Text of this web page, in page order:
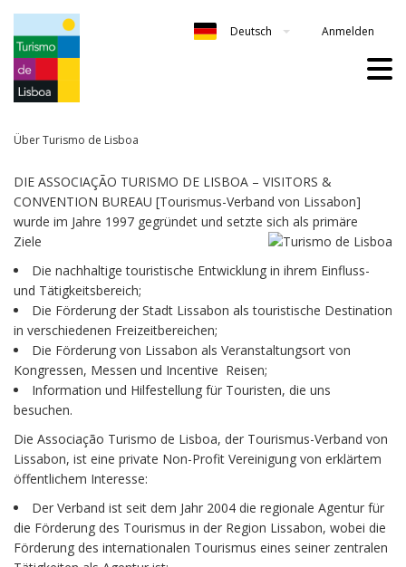
Deutsch Anmelden
Über Turismo de Lisboa
DIE ASSOCIAÇÃO TURISMO DE LISBOA – VISITORS &
CONVENTION BUREAU [Tourismus-Verband von Lissabon]
wurde im Jahre 1997 gegründet und setzte sich als primäre
Ziele
Die nachhaltige touristische Entwicklung in ihrem Einfluss-
und Tätigkeitsbereich;
Die Förderung der Stadt Lissabon als touristische Destination
in verschiedenen Freizeitbereichen;
Die Förderung von Lissabon als Veranstaltungsort von
Kongressen, Messen und Incentive Reisen;
Information und Hilfestellung für Touristen, die uns
besuchen.
Die Associação Turismo de Lisboa, der Tourismus-Verband von
Lissabon, ist eine private Non-Profit Vereinigung von erklärtem
öffentlichem Interesse:
Der Verband ist seit dem Jahr 2004 die regionale Agentur für
die Förderung des Tourismus in der Region Lissabon, wobei die
Förderung des internationalen Tourismus eines seiner zentralen